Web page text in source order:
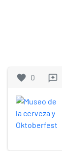
favorite 0 reviews